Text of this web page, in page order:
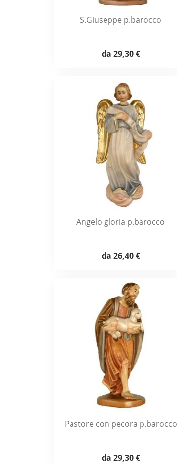
S.Giuseppe p.barocco
da 29,30 €
Angelo gloria p.barocco
da 26,40 €
Pastore con pecora p.barocco
da 29,30 €